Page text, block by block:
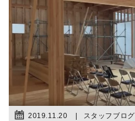
2019.11.20 スタッフブログ